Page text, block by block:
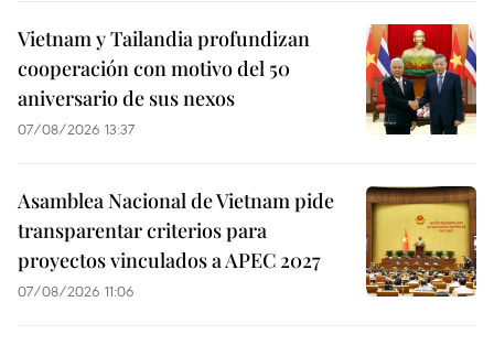
Vietnam y Tailandia profundizan
cooperación con motivo del 50
aniversario de sus nexos
07/08/2026 13:37
Asamblea Nacional de Vietnam pide
transparentar criterios para
proyectos vinculados a APEC 2027
07/08/2026 11:06